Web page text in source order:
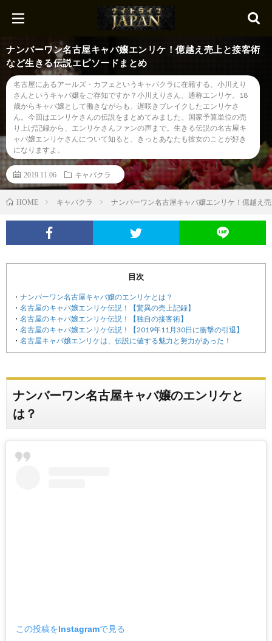
ナンバーワン名古屋キャバ嬢エンリケ！億越え売上と接客術
など生きる伝説エピソードまとめ
名古屋にあるアールズ・カフェというキャバクラに在籍する、小川えり
さんというキャバ嬢をご存知ですか？小川えりさん、通称エンリケ。18
歳からキャバ嬢として働きながらも、遅咲きブレイクしたエンリケさ
ん。今回はエンリケさんの伝説をまとめてみました。国家予算単位の売
り上げ記録から、エンリケさんファンの声まで。生きる伝説の名古屋キ
ャバ嬢エンリケさんについて知ると、きっとあなたも彼女のことが好き
になりますよ。
2019.11.06 キャバクラ
HOME キャバクラ ナンバーワン名古屋キャバ嬢エンリケ！億越え
目次
ナンバーワン名古屋キャバ嬢のエンリケとは？
名古屋のキャバ嬢エンリケ伝説！【驚異の売上記録】
名古屋のキャバ嬢エンリケ伝説！【独自の接客術】
名古屋のキャバ嬢エンリケ伝説！【2019年11月30日に衝撃の引退】
名古屋キャバ嬢エンリケは、伝説に値する魅力と努力があった！
ナンバーワン名古屋キャバ嬢のエンリケと
は？
この投稿をInstagramで見る